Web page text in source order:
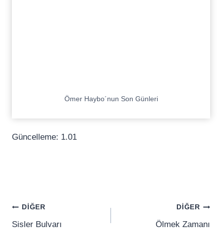
Ömer Haybo´nun Son Günleri
Güncelleme: 1.01
Yazı
gezinmesi
DIĞER
Sisler Bulvarı
DIĞER
Ölmek Zamanı